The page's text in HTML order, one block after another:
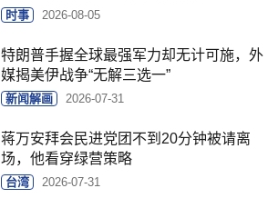
时事 2026-08-05
特朗普手握全球最强军力却无计可施，外
媒揭美伊战争“无解三选一”
新闻解画 2026-07-31
蒋万安拜会民进党团不到20分钟被请离
场，他看穿绿营策略
台湾 2026-07-31